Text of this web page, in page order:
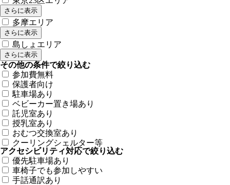
さらに表示
多摩エリア
さらに表示
島しょエリア
さらに表示
その他の条件で絞り込む
参加費無料
保護者向け
駐車場あり
ベビーカー置き場あり
託児室あり
授乳室あり
おむつ交換室あり
クーリングシェルター等
アクセシビリティ対応で絞り込む
優先駐車場あり
車椅子でも参加しやすい
手話通訳あり